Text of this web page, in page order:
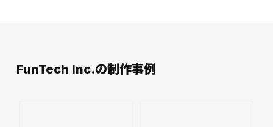
FunTech Inc.の制作事例